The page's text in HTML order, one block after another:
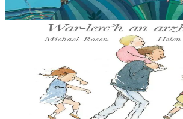
Er stok25,00 €
3 bloaz hag ouzhpenn
War-lerc'h an arzh bras
Deomp ’ta bugale, deomp war-lerc’h an arzh /
plijadur, plijadur / Deomp ’ta bugale, deomp
vo plijadur leizh hon c’hof....